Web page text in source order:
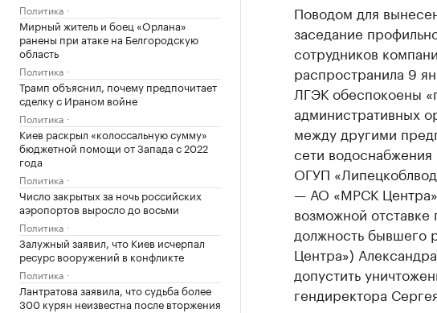
Политика
Мирный житель и боец «Орлана»
ранены при атаке на Белгородскую
область
Политика
Трамп объяснил, почему предпочитает
сделку с Ираном войне
Политика
Киев раскрыл «колоссальную сумму»
бюджетной помощи от Запада с 2022
года
Политика
Число закрытых за ночь российских
аэропортов выросло до восьми
Политика
Залужный заявил, что Киев исчерпал
ресурс вооружений в конфликте
Политика
Лантратова заявила, что судьба более
300 курян неизвестна после вторжения
Поводом для
заседание
сотрудников
распространила 9
ЛГЭК обеспокоены
административных
между другими
сети
ОГУП
— АО «МРСК
возможной отставке
должность бывшего
Центра»)
допустить
гендиректора